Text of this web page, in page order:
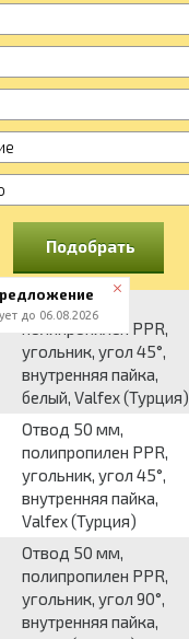
Подобрать
Отвод 50 мм,
полипропилен PPR,
угольник, угол 45°,
внутренняя пайка,
белый, Valfex (Турция)
Отвод 50 мм,
полипропилен PPR,
угольник, угол 45°,
внутренняя пайка,
Valfex (Турция)
Отвод 50 мм,
полипропилен PPR,
угольник, угол 90°,
внутренняя пайка,
до 06.08.2026